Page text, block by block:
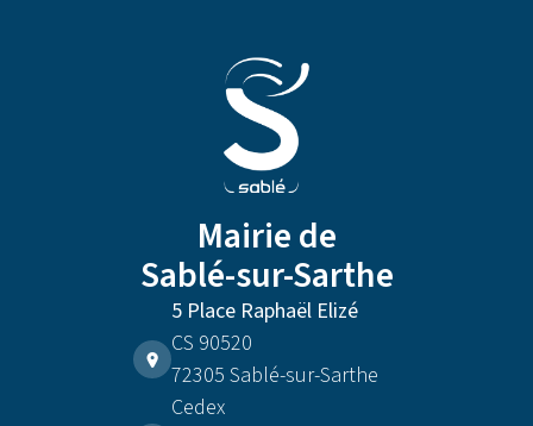
Mairie de
Sablé-sur-Sarthe
5 Place Raphaël Elizé
CS 90520
72305 Sablé-sur-Sarthe
Cedex